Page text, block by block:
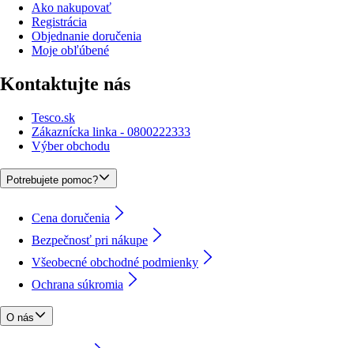
Ako nakupovať
Registrácia
Objednanie doručenia
Moje obľúbené
Kontaktujte nás
Tesco.sk
Zákaznícka linka - 0800222333
Výber obchodu
Potrebujete pomoc?
Cena doručenia
Bezpečnosť pri nákupe
Všeobecné obchodné podmienky
Ochrana súkromia
O nás